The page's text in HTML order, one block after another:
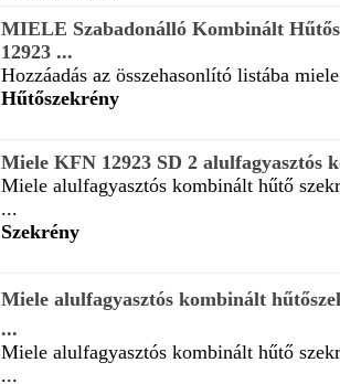
MIELE Szabadonálló Kombinált
12923 ...
Hozzáadás az összehasonlító listába
Hűtőszekrény
Miele KFN 12923 SD 2 alulfagyasztós
Miele alulfagyasztós kombinált hűtő
...
Szekrény
Miele alulfagyasztós kombinált
...
Miele alulfagyasztós kombinált hűtő
...